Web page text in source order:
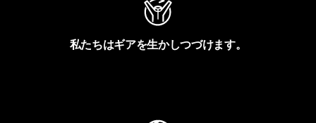
私たちはギアを生かしつづけます。